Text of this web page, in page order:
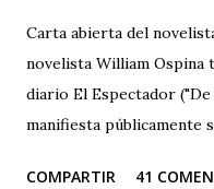
Carta abierta del
novelista William Ospina
diario El Espectador ("De
manifiesta públicamente
COMPARTIR 41